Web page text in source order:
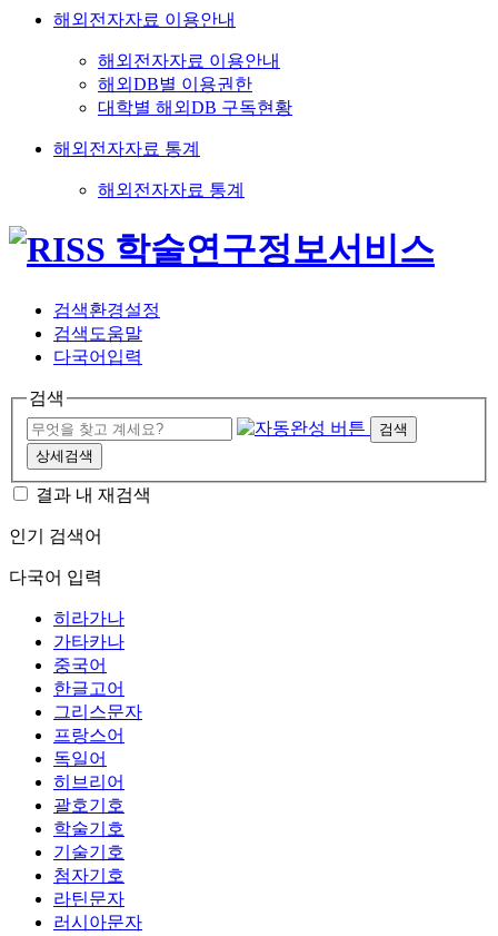
해외전자자료 이용안내
해외전자자료 이용안내
해외DB별 이용권한
대학별 해외DB 구독현황
해외전자자료 통계
해외전자자료 통계
검색환경설정
검색도움말
다국어입력
검색
검색
상세검색
결과 내 재검색
인기 검색어
다국어 입력
히라가나
가타카나
중국어
한글고어
그리스문자
프랑스어
독일어
히브리어
괄호기호
학술기호
기술기호
첨자기호
라틴문자
러시아문자